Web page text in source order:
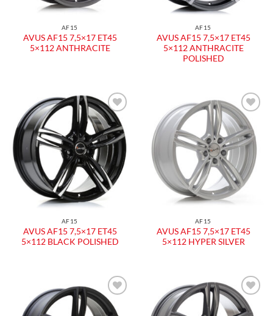
AF15
AVUS AF15 7,5×17 ET45
5×112 ANTHRACITE
AF15
AVUS AF15 7,5×17 ET45
5×112 ANTHRACITE
POLISHED
AF15
AVUS AF15 7,5×17 ET45
5×112 BLACK POLISHED
AF15
AVUS AF15 7,5×17 ET45
5×112 HYPER SILVER